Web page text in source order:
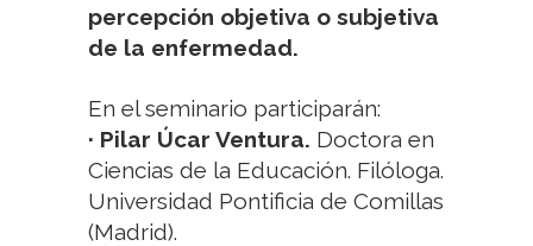
percepción objetiva o subjetiva
de la enfermedad.
En el seminario participarán:
· Pilar Úcar Ventura. Doctora en
Ciencias de la Educación. Filóloga.
Universidad Pontificia de Comillas
(Madrid).